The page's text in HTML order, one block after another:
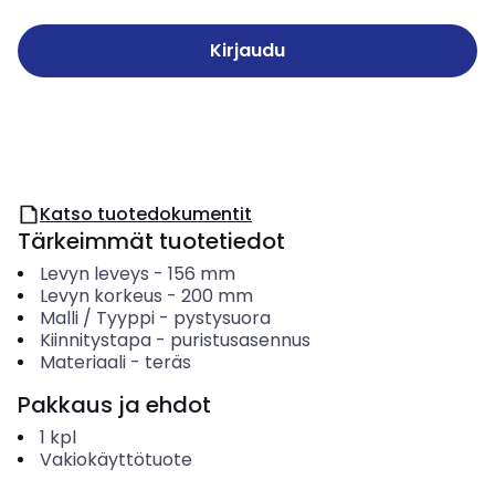
Kirjaudu
Katso tuotedokumentit
Tärkeimmät tuotetiedot
Levyn leveys - 156 mm
Levyn korkeus - 200 mm
Malli / Tyyppi- pystysuora
Kiinnitystapa- puristusasennus
Materiaali- teräs
Pakkaus ja ehdot
1 kpl
Vakiokäyttötuote